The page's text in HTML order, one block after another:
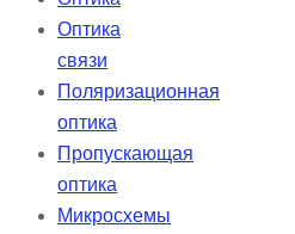
Оптика
связи
Поляризационная
оптика
Пропускающая
оптика
Микросхемы